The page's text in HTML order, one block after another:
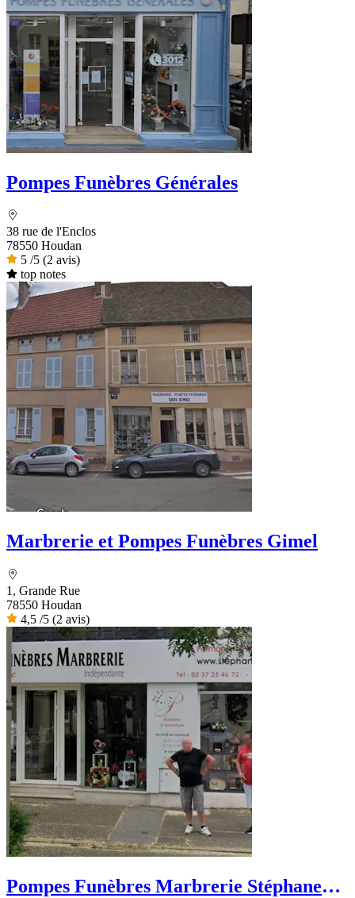
Pompes Funèbres Générales
38 rue de l'Enclos
78550 Houdan
5 /5 (2 avis)
top notes
Marbrerie et Pompes Funèbres Gimel
1, Grande Rue
78550 Houdan
4,5 /5 (2 avis)
Pompes Funèbres Marbrerie Stéphane